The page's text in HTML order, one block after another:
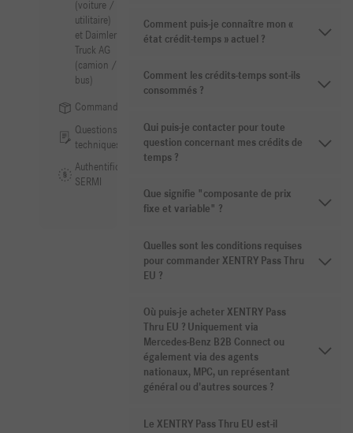
(voiture /
utilitaire)
et Daimler
Truck AG
(camion /
bus)
Commandes
Questions
techniques
Authentification
SERMI
Comment puis-je connaître mon «
état crédit-temps » actuel ?
Comment les crédits-temps sont-ils
consommés ?
Qui puis-je contacter pour toute
question concernant mes crédits de
temps ?
Que signifie "composante de prix
fixe et variable" ?
Quelles sont les conditions requises
pour commander XENTRY Pass Thru
EU ?
Où puis-je acheter XENTRY Pass
Thru EU ? Uniquement via
Mercedes-Benz B2B Connect ou
également via des agents
nationaux, MPC, un représentant
général ou d'autres sources ?
Le XENTRY Pass Thru EU est-il